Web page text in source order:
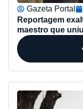
Gazeta Portal
Reportagem
maestro que